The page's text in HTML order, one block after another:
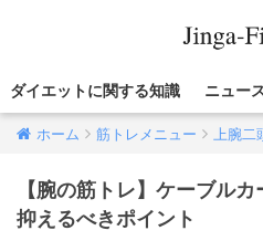
ダイエットに関する知識 ニュー
ホーム 筋トレメニュー 上腕二
【腕の筋トレ】ケーブル
抑えるべきポイント